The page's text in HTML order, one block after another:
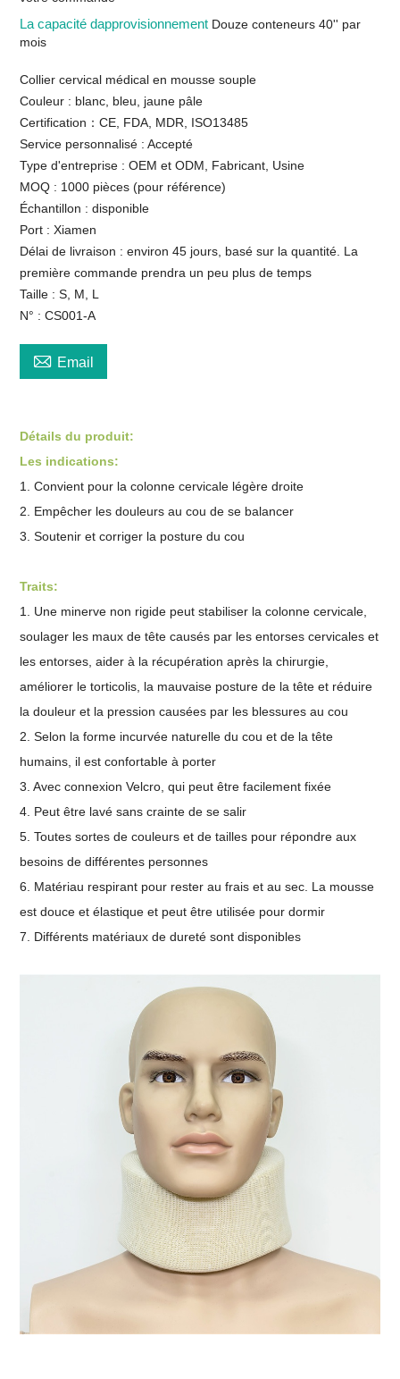
La capacité dapprovisionnement Douze conteneurs 40'' par
mois
Collier cervical médical en mousse souple
Couleur : blanc, bleu, jaune pâle
Certification：CE, FDA, MDR, ISO13485
Service personnalisé : Accepté
Type d'entreprise : OEM et ODM, Fabricant, Usine
MOQ : 1000 pièces (pour référence)
Échantillon : disponible
Port : Xiamen
Délai de livraison : environ 45 jours, basé sur la quantité. La
première commande prendra un peu plus de temps
Taille : S, M, L
N° : CS001-A
 Email
Détails du produit:
Les indications:
1. Convient pour la colonne cervicale légère droite
2. Empêcher les douleurs au cou de se balancer
3. Soutenir et corriger la posture du cou
Traits:
1. Une minerve non rigide peut stabiliser la colonne cervicale,
soulager les maux de tête causés par les entorses cervicales et
les entorses, aider à la récupération après la chirurgie,
améliorer le torticolis, la mauvaise posture de la tête et réduire
la douleur et la pression causées par les blessures au cou
2. Selon la forme incurvée naturelle du cou et de la tête
humains, il est confortable à porter
3. Avec connexion Velcro, qui peut être facilement fixée
4. Peut être lavé sans crainte de se salir
5. Toutes sortes de couleurs et de tailles pour répondre aux
besoins de différentes personnes
6. Matériau respirant pour rester au frais et au sec. La mousse
est douce et élastique et peut être utilisée pour dormir
7. Différents matériaux de dureté sont disponibles